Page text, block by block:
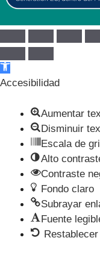
Abrir barra de
Accesibilidad
Aumentar
Disminuir
Escala de
Alto
Contraste
Fondo claro
Subrayar
Fuente
Restablecer